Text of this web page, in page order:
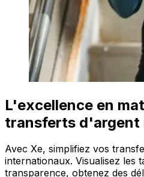
L'excellence en
transferts d'argent
Avec Xe, simplifiez vos
internationaux. Visualisez les
transparence, obtenez des